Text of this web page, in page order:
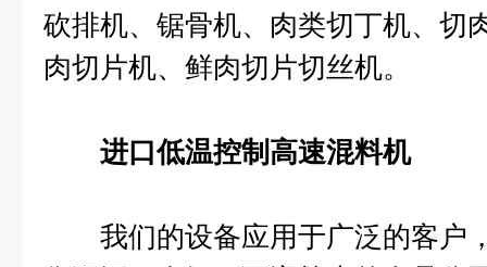
砍排机、锯骨机、肉类切丁机、切
肉切片机、鲜肉切片切丝机。
进口低温控制高速混料机
我们的设备应用于广泛的客户